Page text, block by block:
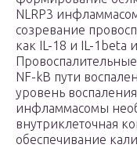
NLRP3
созревание
как IL-18 и IL-1beta
NF-kB пути
уровень
инфламмасомы
внутриклеточная
обеспечивание